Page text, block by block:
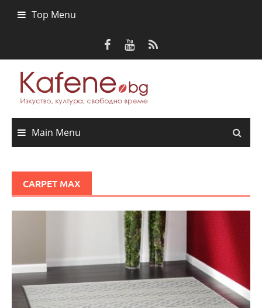
Top Menu
Main Menu
CARPET MAX